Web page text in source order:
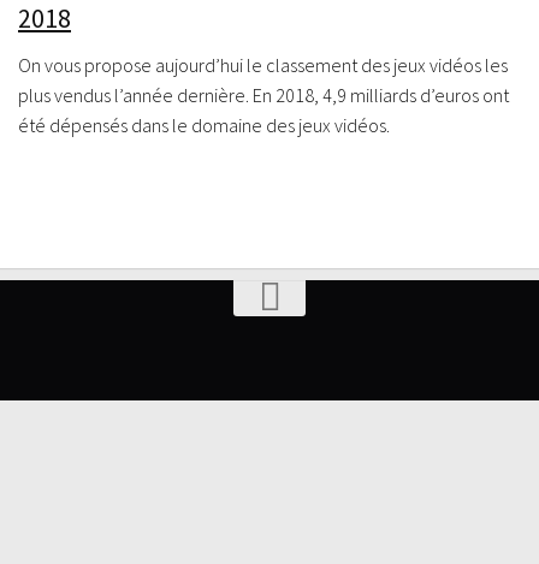
2018
On vous propose aujourd’hui le classement des jeux vidéos les
plus vendus l’année dernière. En 2018, 4,9 milliards d’euros ont
été dépensés dans le domaine des jeux vidéos.